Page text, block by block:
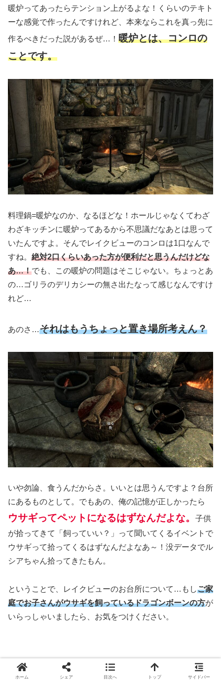
暖炉ってあったらテンション上がるよな！くらいのテキト
ーな感覚で作ったんですけれど、本来ならこれを真っ先に
作るべきだった説があるぜ…！ 暖炉とは、コンロの
ことです。
料理鍋=暖炉なのか、なるほどな！ホールじゃなくてわざ
わざキッチンに暖炉ってあるから不思議だなあとは思って
いたんですよ。そんでレイクビューのコンロは1口なんで
すね。 絶対2口くらいあった方が便利だと思うんだけどな
あ…！でも、この暖炉の問題はそこじゃない。ちょっとあ
の…ゴリラのデリカシーの無さ出たなって感じなんですけ
れど…
あのさ…それはもうちょっと置き場所考えん？
いや勿論、食うんだからさ。いいとは思うんですよ？台所
にあるものとして。でもあの、俺の記憶が正しかったら
ウサギってペットになるはずなんだよな。
子供
が拾ってきて「飼っていい？」って聞いてくるイベントで
ウサギって拾ってくるはずなんだよなあ～！没データでル
シアちゃん拾ってきたもん。
ということで、レイクビューのお台所について…もしご家
庭でお子さんがウサギを飼っているドラゴンボーンの方が
いらっしゃいましたら、お気をつけください。
ホーム シェア 目次へ トップ サイドバー